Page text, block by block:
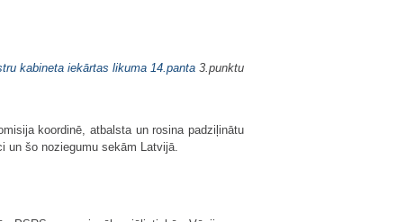
kabineta iekārtas likuma 14.panta 3.punktu
koordinē, atbalsta un rosina padziļinātu
šo noziegumu sekām Latvijā.